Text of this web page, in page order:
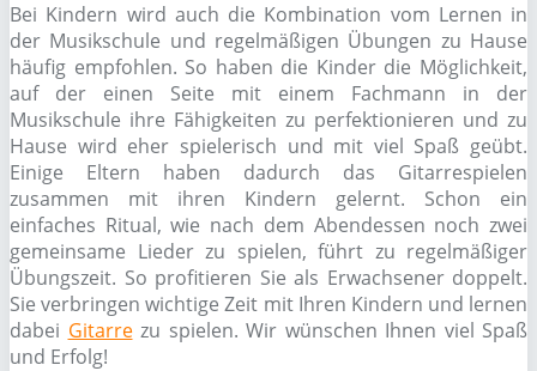
Bei Kindern wird auch die Kombination vom Lernen in
der Musikschule und regelmäßigen Übungen zu Hause
häufig empfohlen. So haben die Kinder die Möglichkeit,
auf der einen Seite mit einem Fachmann in der
Musikschule ihre Fähigkeiten zu perfektionieren und zu
Hause wird eher spielerisch und mit viel Spaß geübt.
Einige Eltern haben dadurch das Gitarrespielen
zusammen mit ihren Kindern gelernt. Schon ein
einfaches Ritual, wie nach dem Abendessen noch zwei
gemeinsame Lieder zu spielen, führt zu regelmäßiger
Übungszeit. So profitieren Sie als Erwachsener doppelt.
Sie verbringen wichtige Zeit mit Ihren Kindern und lernen
dabei Gitarrezu spielen. Wir wünschen Ihnen viel Spaß
und Erfolg!